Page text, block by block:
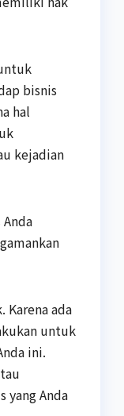
bisnis
hal
kejadian
Karena ada
untuk
ini.
yang Anda